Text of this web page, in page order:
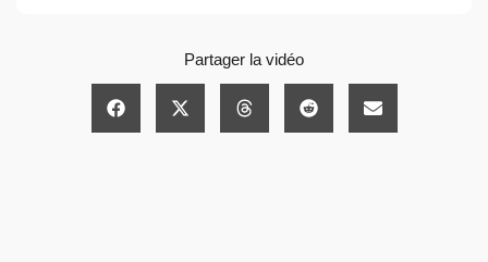
Partager la vidéo